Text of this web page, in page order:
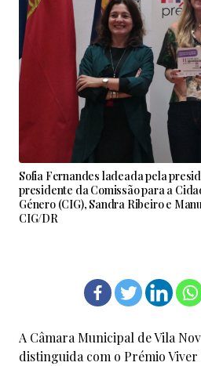
Sofia Fernandes ladeada pela
presidente da Comissão para a
Género (CIG), Sandra Ribeiro e
CIG/DR
A Câmara Municipal de Vila
distinguida com o Prémio